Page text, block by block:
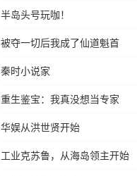
半岛头号玩咖！
被夺一切后我成了仙道魁首
秦时小说家
重生鉴宝：我真没想当专家
华娱从洪世贤开始
工业克苏鲁，从海岛领主开始